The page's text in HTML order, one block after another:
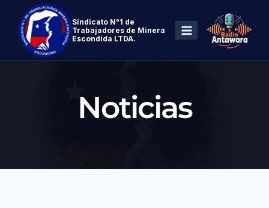
Sindicato N°1 de
Trabajadores de Minera
Escondida LTDA.
Noticias